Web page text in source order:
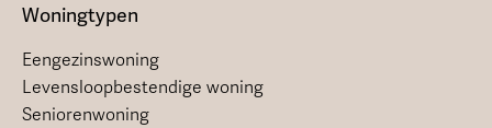
Woningtypen
Eengezinswoning
Levensloopbestendige woning
Seniorenwoning